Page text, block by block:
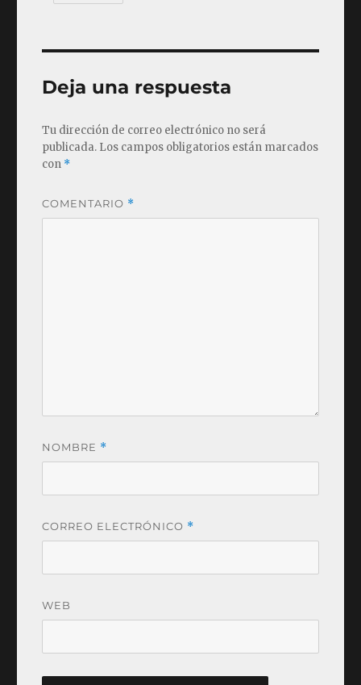
Deja una respuesta
Tu dirección de correo electrónico no será
publicada. Los campos obligatorios están marcados
con *
COMENTARIO *
NOMBRE *
CORREO ELECTRÓNICO *
WEB